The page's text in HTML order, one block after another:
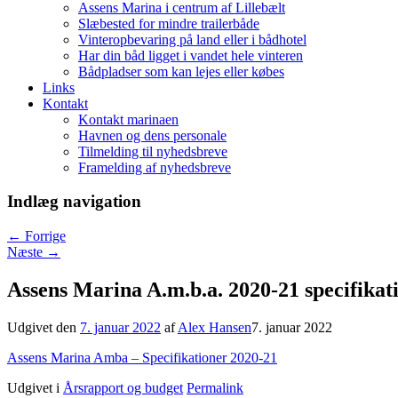
Assens Marina i centrum af Lillebælt
Slæbested for mindre trailerbåde
Vinteropbevaring på land eller i bådhotel
Har din båd ligget i vandet hele vinteren
Bådpladser som kan lejes eller købes
Links
Kontakt
Kontakt marinaen
Havnen og dens personale
Tilmelding til nyhedsbreve
Framelding af nyhedsbreve
Indlæg navigation
← Forrige
Næste →
Assens Marina A.m.b.a. 2020-21
Udgivet den 7. januar 2022 afAlex Hansen7. januar 2022
Assens Marina Amba – Specifikationer 2020-21
Udgivet i Årsrapport og budget Permalink